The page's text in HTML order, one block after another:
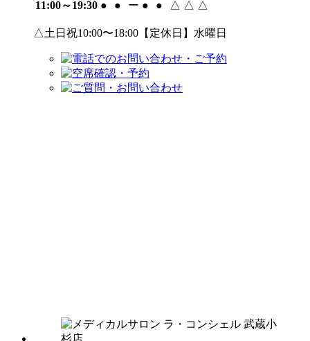
11:00～19:30 ● ● ー ● ● △ △ △
△土日祝10:00〜18:00【定休日】水曜日